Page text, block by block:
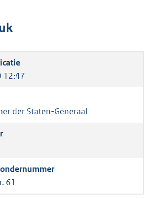
12:47
der Staten-Generaal
61